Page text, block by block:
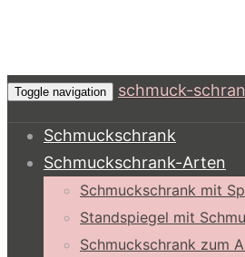
Toggle navigation schmuck-
Schmuckschrank
Schmuckschrank-Arten
Schmuckschrank mit
Standspiegel mit
Schmuckschrank zum